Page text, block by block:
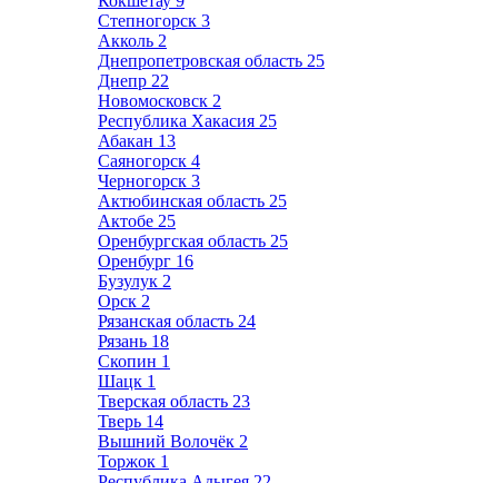
Степногорск 3
Акколь 2
Днепропетровская область 25
Днепр 22
Новомосковск 2
Республика Хакасия 25
Абакан 13
Саяногорск 4
Черногорск 3
Актюбинская область 25
Актобе 25
Оренбургская область 25
Оренбург 16
Бузулук 2
Орск 2
Рязанская область 24
Рязань 18
Скопин 1
Шацк 1
Тверская область 23
Тверь 14
Вышний Волочёк 2
Торжок 1